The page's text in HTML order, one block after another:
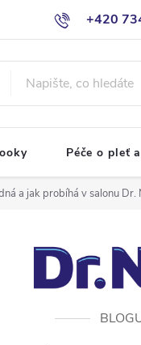
+420
Péče o pleť
a jak probíhá v salonu Dr.